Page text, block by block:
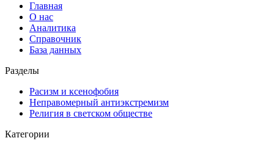
Главная
О нас
Аналитика
Справочник
База данных
Разделы
Расизм и ксенофобия
Неправомерный антиэкстремизм
Религия в светском обществе
Категории